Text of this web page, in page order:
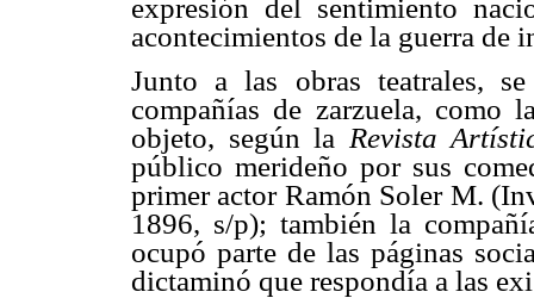
expresión del sentimiento
acontecimientos de la guerra de
Junto a las obras teatrales,
compañías de zarzuela, como
objeto, según la Revista
público merideño por sus
primer actor Ramón Soler M.
1896, s/p); también la
ocupó parte de las páginas
dictaminó que respondía a las